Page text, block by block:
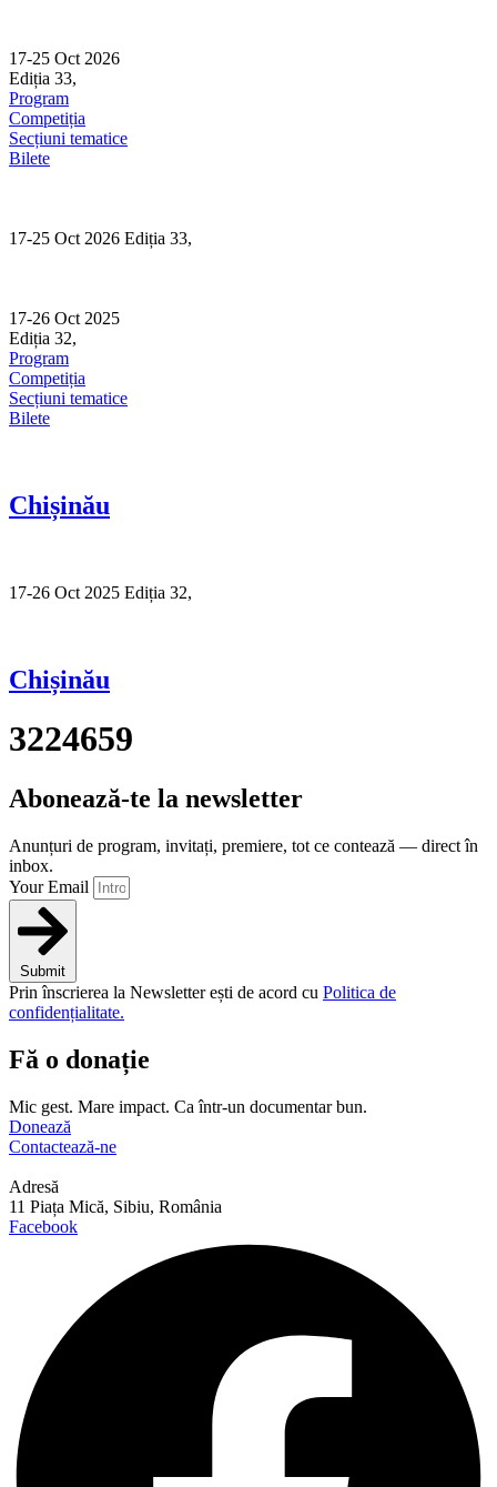
content
17-25 Oct 2026
Ediția 33,
Program
Competiția
Secțiuni tematice
Bilete
17-25 Oct 2026 Ediția 33,
17-26 Oct 2025
Ediția 32,
Program
Competiția
Secțiuni tematice
Bilete
Chișinău
17-26 Oct 2025 Ediția 32,
Chișinău
3224659
Abonează-te la newsletter
Anunțuri de program, invitați, premiere, tot ce contează — direct în
inbox.
Your Email
Submit
Prin înscrierea la Newsletter ești de acord cu Politica de
confidențialitate.
Fă o donație
Mic gest. Mare impact. Ca într-un documentar bun.
Donează
Contactează-ne
Adresă
11 Piața Mică, Sibiu, România
Facebook